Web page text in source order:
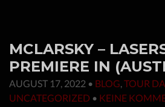
MCLARSKY –
PREMIERE IN
AUGUST 17, 2022 • BLOG,TOUR
UNCATEGORIZED • KEINE